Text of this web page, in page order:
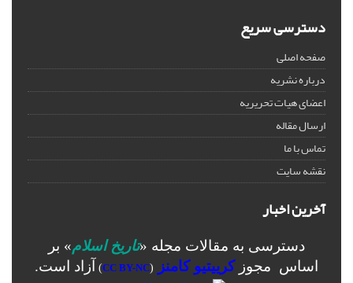
دسترسی سریع
صفحه اصلی
درباره نشریه
اعضای هیات تحریریه
ارسال مقاله
تماس با ما
نقشه سایت
آخرین اخبار
دسترسی به مقالات مجله «تاریخ اسلام» بر
اساس مجوزکرییتیو کامنز (
CC BY-NC
) آزاد است.